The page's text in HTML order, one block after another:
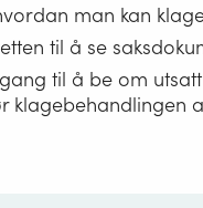
man kan
til å se
til å be om
klagebehandlingen